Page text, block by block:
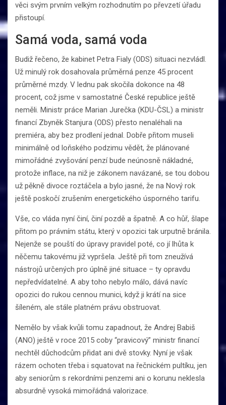
věci svým prvním velkým rozhodnutím po převzetí úřadu
přistoupí.
Samá voda, samá voda
Budiž řečeno, že kabinet Petra Fialy (ODS) situaci nezvládl.
Už minulý rok dosahovala průměrná penze 45 procent
průměrné mzdy. V lednu pak skočila dokonce na 48
procent, což jsme v samostatné České republice ještě
neměli. Ministr práce Marian Jurečka (KDU-ČSL) a ministr
financí Zbyněk Stanjura (ODS) přesto nenaléhali na
premiéra, aby bez prodlení jednal. Dobře přitom museli
minimálně od loňského podzimu vědět, že plánované
mimořádné zvyšování penzí bude neúnosně nákladné,
protože inflace, na niž je zákonem navázané, se tou dobou
už pěkně divoce roztáčela a bylo jasné, že na Nový rok
ještě poskočí zrušením energetického úsporného tarifu.
Vše, co vláda nyní činí, činí pozdě a špatně. A co hůř, šlape
přitom po právním státu, který v opozici tak urputně bránila.
Nejenže se pouští do úpravy pravidel poté, co jí lhůta k
něčemu takovému již vypršela. Ještě při tom zneužívá
nástrojů určených pro úplně jiné situace – ty opravdu
nepředvídatelné. A aby toho nebylo málo, dává navíc
opozici do rukou cennou munici, když ji krátí na sice
šíleném, ale stále platném právu obstruovat.
Nemělo by však kvůli tomu zapadnout, že Andrej Babiš
(ANO) ještě v roce 2015 coby “pravicový” ministr financí
nechtěl důchodcům přidat ani dvě stovky. Nyní je však
rázem ochoten třeba i squatovat na řečnickém pultíku, jen
aby seniorům s rekordními penzemi ani o korunu neklesla
absurdně vysoká mimořádná valorizace.